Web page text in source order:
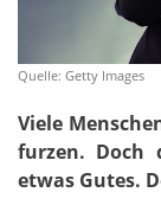
Quelle: Getty Images
Viele
furzen. Doch
etwas Gutes.